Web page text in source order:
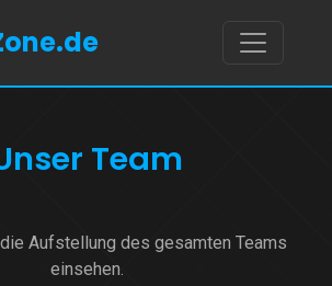
Team
Aufstellung des gesamten Teams
einsehen.